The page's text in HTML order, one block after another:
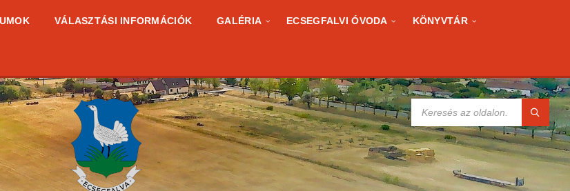
VÁLASZTÁSI INFORMÁCIÓK GALÉRIA ECSEGFALVI ÓVODA KÖNYVTÁR
KERESÉS: